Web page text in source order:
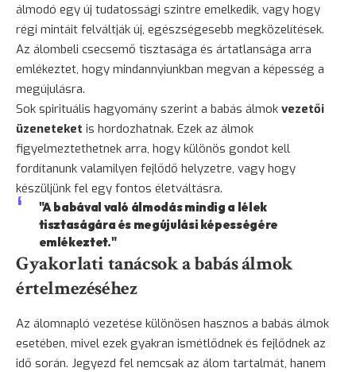
álmodó egy új tudatossági szintre emelkedik, vagy hogy
régi mintáit felváltják új, egészségesebb megközelítések.
Az álombeli csecsemő tisztasága és ártatlansága arra
emlékeztet, hogy mindannyiunkban megvan a képesség a
megújulásra.
Sok spirituális hagyomány szerint a babás álmok vezetői
üzeneteket is hordozhatnak. Ezek az álmok
figyelmeztethetnek arra, hogy különös gondot kell
fordítanunk valamilyen fejlődő helyzetre, vagy hogy
készüljünk fel egy fontos életváltásra.
"A babával való álmodás mindig a lélek
tisztaságára és megújulási képességére
emlékeztet."
Gyakorlati tanácsok a babás álmok
értelmezéséhez
Az álomnapló vezetése különösen hasznos a babás álmok
esetében, mivel ezek gyakran ismétlődnek és fejlődnek az
idő során. Jegyezd fel nemcsak az álom tartalmát, hanem